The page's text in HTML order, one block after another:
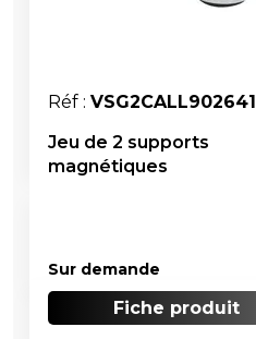
Réf : VSG2CALL902641
Jeu de 2 supports
magnétiques
Sur demande
Fiche produit